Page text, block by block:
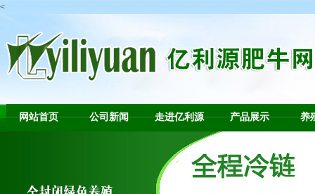
<
网站首页 公司新闻 走进亿利源 产品展示 养